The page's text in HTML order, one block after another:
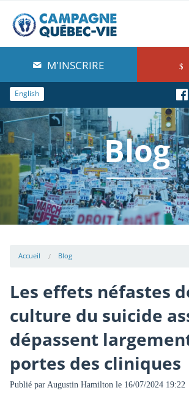
À propos de nous
Blog
Comprendre
Agir
Boutique
M'INSCRIRE
English
Blog
Accueil Blog
Les effets néfastes
culture du suicide
dépassent
portes des cliniques
Publié par Augustin Hamilton le 16/07/2024 19:22